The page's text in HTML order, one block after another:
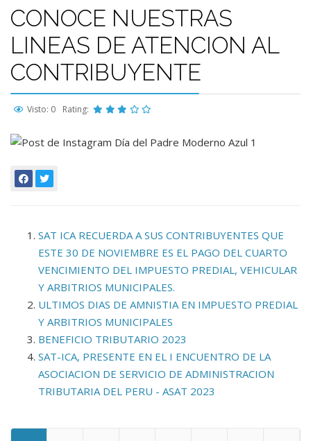
CONOCE NUESTRAS
LINEAS DE ATENCION AL
CONTRIBUYENTE
Visto: 0 Rating:
SAT ICA RECUERDA A SUS CONTRIBUYENTES QUE
ESTE 30 DE NOVIEMBRE ES EL PAGO DEL CUARTO
VENCIMIENTO DEL IMPUESTO PREDIAL, VEHICULAR
Y ARBITRIOS MUNICIPALES.
ULTIMOS DIAS DE AMNISTIA EN IMPUESTO PREDIAL
Y ARBITRIOS MUNICIPALES
BENEFICIO TRIBUTARIO 2023
SAT-ICA, PRESENTE EN EL I ENCUENTRO DE LA
ASOCIACION DE SERVICIO DE ADMINISTRACION
TRIBUTARIA DEL PERU - ASAT 2023